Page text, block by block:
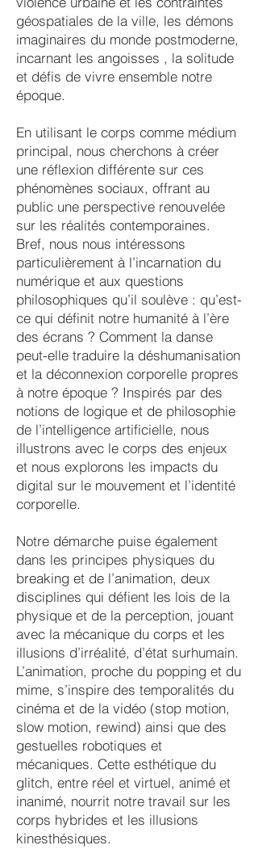
géospatiales de la ville, les démons
imaginaires du monde postmoderne,
incarnant les angoisses , la solitude
et défis de vivre ensemble notre
époque.
En utilisant le corps comme médium
principal, nous cherchons à créer
une réflexion différente sur ces
phénomènes sociaux, offrant au
public une perspective renouvelée
sur les réalités contemporaines.
Bref, nous nous intéressons
particulièrement à l’incarnation du
numérique et aux questions
philosophiques qu’il soulève : qu’est-
ce qui définit notre humanité à l’ère
des écrans ? Comment la danse
peut-elle traduire la déshumanisation
et la déconnexion corporelle propres
à notre époque ? Inspirés par des
notions de logique et de philosophie
de l’intelligence artificielle, nous
illustrons avec le corps des enjeux
et nous explorons les impacts du
digital sur le mouvement et l’identité
corporelle.
Notre démarche puise également
dans les principes physiques du
breaking et de l’animation, deux
disciplines qui défient les lois de la
physique et de la perception, jouant
avec la mécanique du corps et les
illusions d’irréalité, d’état surhumain.
L’animation, proche du popping et du
mime, s’inspire des temporalités du
cinéma et de la vidéo (stop motion,
slow motion, rewind) ainsi que des
gestuelles robotiques et
mécaniques. Cette esthétique du
glitch, entre réel et virtuel, animé et
inanimé, nourrit notre travail sur les
corps hybrides et les illusions
kinesthésiques.